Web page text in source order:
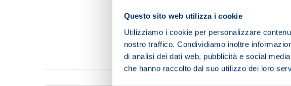
Questo sito web utilizza i cookie
Utilizziamo i cookie per personalizzare
nostro traffico. Condividiamo inoltre
di analisi dei dati web, pubblicità e social
che hanno raccolto dal suo utilizzo dei loro